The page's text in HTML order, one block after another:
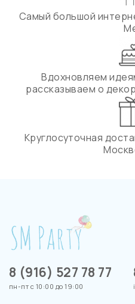
Самый большой
Вдохновляем
рассказываем о
Круглосуточная
8 (916) 527 78 77
пн-пт с 10:00 до 19:00